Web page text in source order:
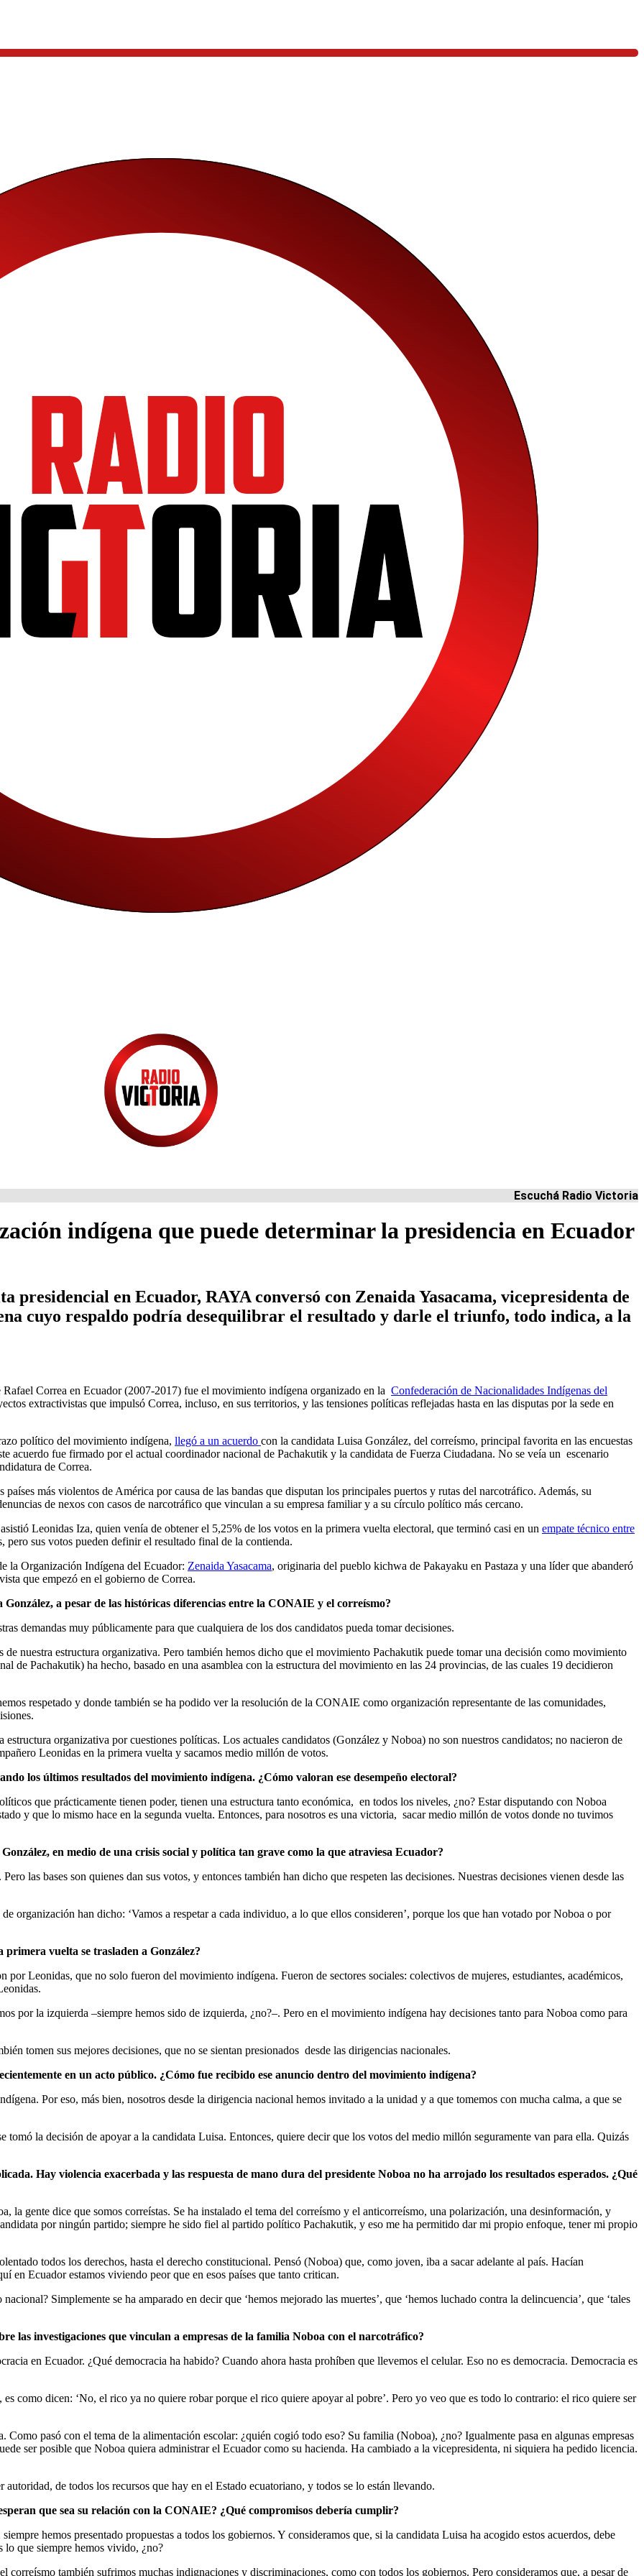
Escuchá Radio Victoria
indígena que puede determinar la presidencia en Ecuador
presidencial en Ecuador, RAYA conversó con Zenaida Yasacama, vicepresidenta de
cuyo respaldo podría desequilibrar el resultado y darle el triunfo, todo indica, a la
Correa en Ecuador (2007-2017) fue el movimiento indígena organizado en la Confederación de Nacionalidades Indígenas del
extractivistas que impulsó Correa, incluso, en sus territorios, y las tensiones políticas reflejadas hasta en las disputas por la sede en
político del movimiento indígena, llegó a un acuerdo con la candidata Luisa González, del correísmo, principal favorita en las encuestas
acuerdo fue firmado por el actual coordinador nacional de Pachakutik y la candidata de Fuerza Ciudadana. No se veía un escenario
de Correa.
más violentos de América por causa de las bandas que disputan los principales puertos y rutas del narcotráfico. Además, su
de nexos con casos de narcotráfico que vinculan a su empresa familiar y a su círculo político más cercano.
Leonidas Iza, quien venía de obtener el 5,25% de los votos en la primera vuelta electoral, que terminó casi en un empate técnico entre
sus votos pueden definir el resultado final de la contienda.
la Organización Indígena del Ecuador: Zenaida Yasacama, originaria del pueblo kichwa de Pakayaku en Pastaza y una líder que abanderó
que empezó en el gobierno de Correa.
a pesar de las históricas diferencias entre la CONAIE y el correísmo?
demandas muy públicamente para que cualquiera de los dos candidatos pueda tomar decisiones.
de nuestra estructura organizativa. Pero también hemos dicho que el movimiento Pachakutik puede tomar una decisión como movimiento
Pachakutik) ha hecho, basado en una asamblea con la estructura del movimiento en las 24 provincias, de las cuales 19 decidieron
respetado y donde también se ha podido ver la resolución de la CONAIE como organización representante de las comunidades,
organizativa por cuestiones políticas. Los actuales candidatos (González y Noboa) no son nuestros candidatos; no nacieron de
Leonidas en la primera vuelta y sacamos medio millón de votos.
los últimos resultados del movimiento indígena. ¿Cómo valoran ese desempeño electoral?
que prácticamente tienen poder, tienen una estructura tanto económica, en todos los niveles, ¿no? Estar disputando con Noboa
y que lo mismo hace en la segunda vuelta. Entonces, para nosotros es una victoria, sacar medio millón de votos donde no tuvimos
en medio de una crisis social y política tan grave como la que atraviesa Ecuador?
las bases son quienes dan sus votos, y entonces también han dicho que respeten las decisiones. Nuestras decisiones vienen desde las
organización han dicho: ‘Vamos a respetar a cada individuo, a lo que ellos consideren’, porque los que han votado por Noboa o por
vuelta se trasladen a González?
Leonidas, que no solo fueron del movimiento indígena. Fueron de sectores sociales: colectivos de mujeres, estudiantes, académicos,
por la izquierda –siempre hemos sido de izquierda, ¿no?–. Pero en el movimiento indígena hay decisiones tanto para Noboa como para
tomen sus mejores decisiones, que no se sientan presionados desde las dirigencias nacionales.
en un acto público. ¿Cómo fue recibido ese anuncio dentro del movimiento indígena?
Por eso, más bien, nosotros desde la dirigencia nacional hemos invitado a la unidad y a que tomemos con mucha calma, a que se
tomó la decisión de apoyar a la candidata Luisa. Entonces, quiere decir que los votos del medio millón seguramente van para ella. Quizás
Hay violencia exacerbada y las respuesta de mano dura del presidente Noboa no ha arrojado los resultados esperados. ¿Qué
la gente dice que somos correístas. Se ha instalado el tema del correísmo y el anticorreísmo, una polarización, una desinformación, y
por ningún partido; siempre he sido fiel al partido político Pachakutik, y eso me ha permitido dar mi propio enfoque, tener mi propio
todos los derechos, hasta el derecho constitucional. Pensó (Noboa) que, como joven, iba a sacar adelante al país. Hacían
en Ecuador estamos viviendo peor que en esos países que tanto critican.
Simplemente se ha amparado en decir que ‘hemos mejorado las muertes’, que ‘hemos luchado contra la delincuencia’, que ‘tales
las investigaciones que vinculan a empresas de la familia Noboa con el narcotráfico?
en Ecuador. ¿Qué democracia ha habido? Cuando ahora hasta prohíben que llevemos el celular. Eso no es democracia. Democracia es
como dicen: ‘No, el rico ya no quiere robar porque el rico quiere apoyar al pobre’. Pero yo veo que es todo lo contrario: el rico quiere ser
pasó con el tema de la alimentación escolar: ¿quién cogió todo eso? Su familia (Noboa), ¿no? Igualmente pasa en algunas empresas
ser posible que Noboa quiera administrar el Ecuador como su hacienda. Ha cambiado a la vicepresidenta, ni siquiera ha pedido licencia.
de todos los recursos que hay en el Estado ecuatoriano, y todos se lo están llevando.
que sea su relación con la CONAIE? ¿Qué compromisos debería cumplir?
hemos presentado propuestas a todos los gobiernos. Y consideramos que, si la candidata Luisa ha acogido estos acuerdos, debe
lo que siempre hemos vivido, ¿no?
también sufrimos muchas indignaciones y discriminaciones, como con todos los gobiernos. Pero consideramos que, a pesar de